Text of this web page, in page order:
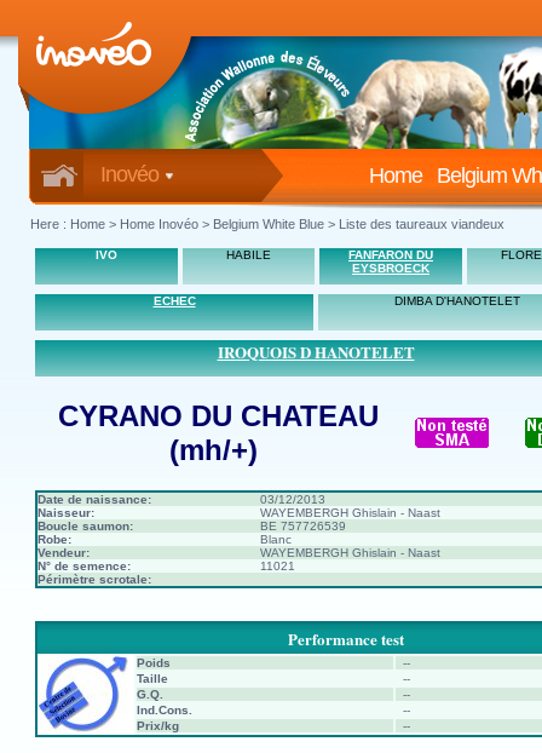
Inovéo Belgium
Home
Here : Home > Home Inovéo > Belgium White Blue > Liste des taureaux viandeux
IVO HABILE
FANFARON DU
EYSBROECK
ECHEC DIMBA D'HANOTELET
IROQUOIS D HANOTELET
CYRANO DU CHATEAU
(mh/+)
Date de naissance:
03/12/2013
Naisseur:
WAYEMBERGH Ghislain - Naast
Boucle saumon:
BE 757726539
Robe:
Blanc
Vendeur:
WAYEMBERGH Ghislain - Naast
N° de semence:
11021
Périmètre scrotale:
Performance test
Poids
--
Taille
--
G.Q.
--
Ind.Cons.
--
Prix/kg
--